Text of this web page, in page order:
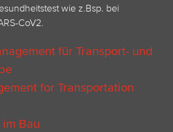
wie z.Bsp. bei
CoV2.
für Transport- und
for Transportation
Bau